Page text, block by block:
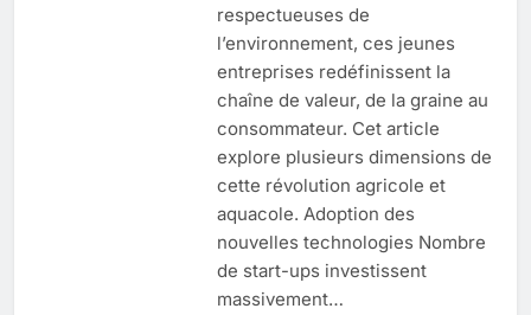
respectueuses de
l’environnement, ces jeunes
entreprises redéfinissent la
chaîne de valeur, de la graine au
consommateur. Cet article
explore plusieurs dimensions de
cette révolution agricole et
aquacole. Adoption des
nouvelles technologies Nombre
de start-ups investissent
massivement…